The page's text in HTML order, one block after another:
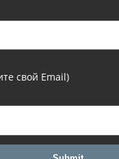
свой Email)